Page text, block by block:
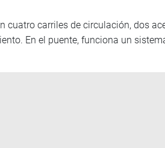
carriles de circulación, dos
En el puente, funciona un